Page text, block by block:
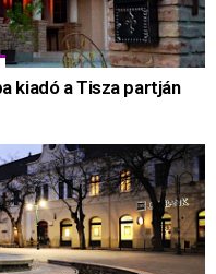
kiadó a Tisza partján